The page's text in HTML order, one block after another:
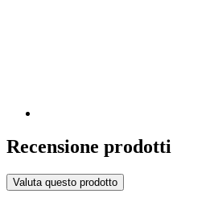
Recensione prodotti
Valuta questo prodotto